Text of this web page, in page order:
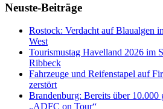
Neuste-Beiträge
Rostock: Verdacht auf Blaualgen
West
Tourismustag Havelland 2026 im
Ribbeck
Fahrzeuge und Reifenstapel auf
zerstört
Brandenburg: Bereits über 10.000
„ADFC on Tour“